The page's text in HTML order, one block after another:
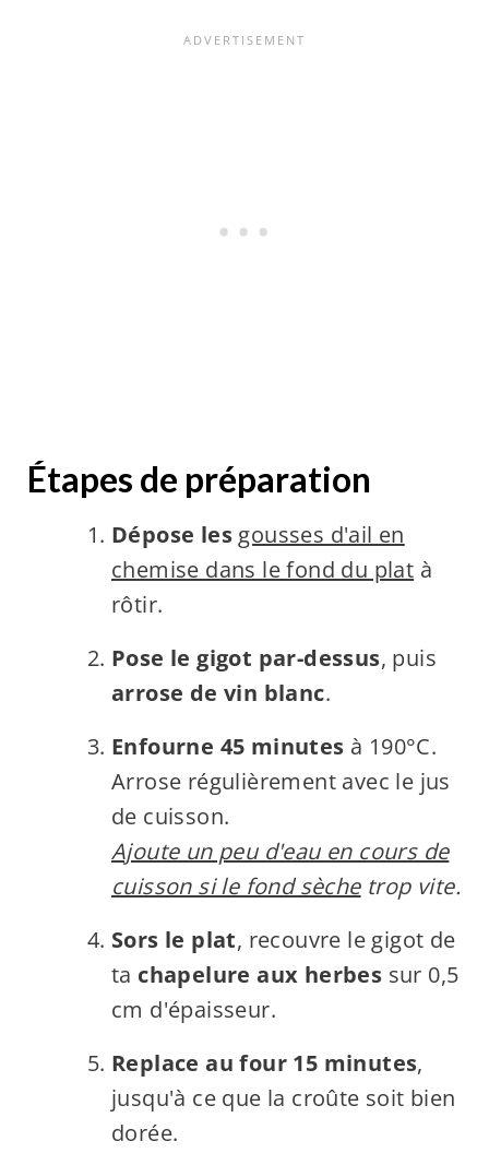
Étapes de préparation
Dépose les gousses d'ail en
chemise dans le fond du plat à
rôtir.
Pose le gigot par-dessus, puis
arrose de vin blanc.
Enfourne 45 minutes à 190°C.
Arrose régulièrement avec le jus
de cuisson.
Ajoute un peu d'eau en cours de
cuisson si le fond sèchetrop vite.
Sors le plat, recouvre le gigot de
ta chapelure aux herbes sur 0,5
cm d'épaisseur.
Replace au four 15 minutes,
jusqu'à ce que la croûte soit bien
dorée.